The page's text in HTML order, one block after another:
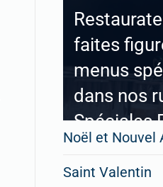
faites
menus
dans nos
Spéciales
Noël et Nouvel
Saint Valentin